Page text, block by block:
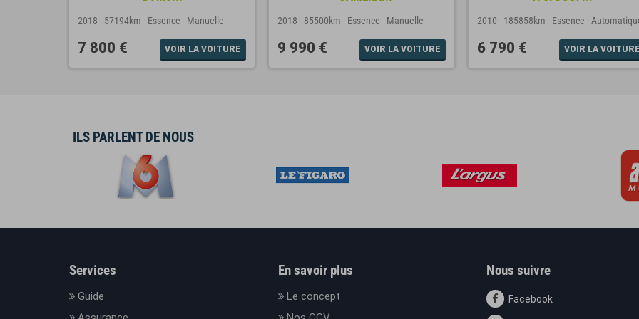
2018 - 57194km - Essence - Manuelle
7 800 € VOIR LA VOITURE
2018 - 85500km - Essence - Manuelle
9 990 € VOIR LA VOITURE
2010 - 185858km - Essence -
6 790 € VOIR LA VOITURE
ILS PARLENT DE NOUS
Services
Guide
En savoir plus
Le concept
Nous suivre
Facebook